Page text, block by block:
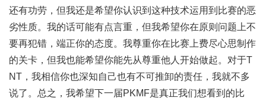
还有功劳，但我还是希望你认识到这种技术运用到比赛的恶
劣性质。我的话可能有点言重，但我希望你在原则问题上不
要再犯错，端正你的态度。我尊重你在比赛上费尽心思制作
的关卡，但我也能希望你能先从尊重他人开始做起。对于T
NT，我相信你也深知自己也有不可推卸的责任，我就不多
说了。总之，我希望下一届PKMF是真正我们想看到的比